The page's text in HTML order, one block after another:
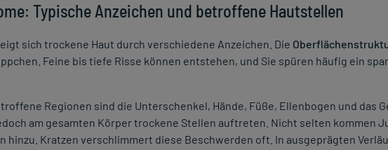
Typische Anzeichen und betroffene Hautstellen
sich trockene Haut durch verschiedene Anzeichen. Die
Feine bis tiefe Risse können entstehen, und Sie spüren häufig ein
Regionen sind die Unterschenkel, Hände, Füße, Ellenbogen und das
am gesamten Körper trockene Stellen auftreten. Nicht selten kommen
hinzu. Kratzen verschlimmert diese Beschwerden oft. In ausgeprägten